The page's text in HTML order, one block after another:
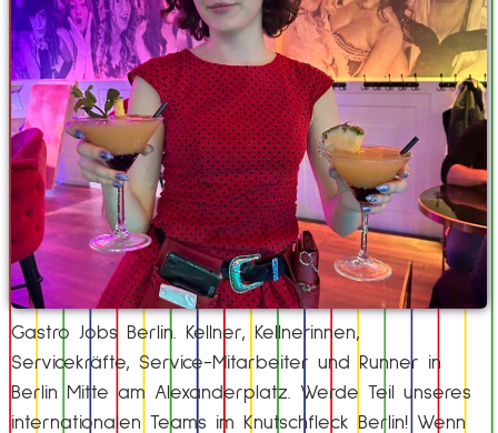
Gastro Jobs Berlin. Kellner, Kellnerinnen,
Servicekräfte, Service-Mitarbeiter und Runner in
Berlin Mitte am Alexanderplatz. Werde Teil unseres
internationalen Teams im Knutschfleck Berlin! Wenn